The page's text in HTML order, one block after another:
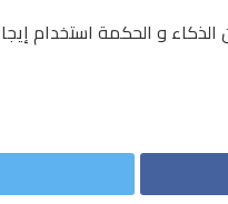
الذكاء و الحكمة استخدام